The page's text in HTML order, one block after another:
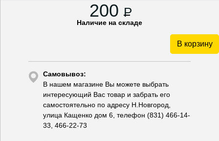
200 P
Наличие на складе
В корзину
Самовывоз:
В нашем магазине Вы можете выбрать
интересующий Вас товар и забрать его
самостоятельно по адресу Н.Новгород,
улица Кащенко дом 6, телефон (831) 466-14-
33, 466-22-73